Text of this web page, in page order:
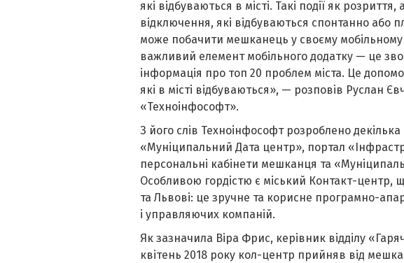
які відбуваються в місті. Такі події як розриття,
відключення, які відбуваються спонтанно або
може побачити мешканець у своєму
важливий елемент мобільного додатку — це
інформація про топ 20 проблем міста. Це
які в місті відбуваються», — розповів Руслан
«Техноінфософт».
З його слів Техноінфософт розроблено
«Муніципальний Дата центр», портал
персональні кабінети мешканця та
Особливою гордістю є міський Контакт-центр,
та Львові: це зручне та корисне програмно-
і управляючих компаній.
Як зазначила Віра Фрис, керівник відділу
квітень 2018 року кол-центр прийняв від